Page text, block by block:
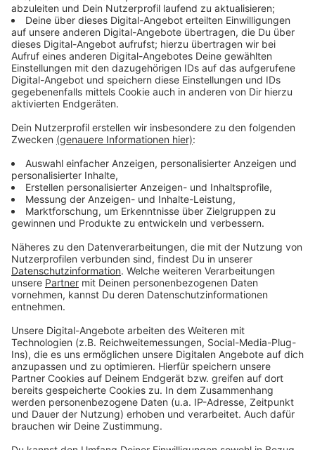
gehen kann. Wie er sagt, war die Idee für das zweite
Album einfach, aber wirkungsvoll: "Lasst uns genau das
Gleiche machen." Das heißt: keine Glocken, Pfeifen,
Cowbells oder hochkarätige Features; keine teuren
Aufenthalte in weit entfernten Studios; keine zu
ausgefeilten Keyboards oder eingeschmolzenen
Gitarren.Wie schon auf dem ersten Album sollte
Ehrlichkeit - textlich und musikalisch - das oberste
Gebot der Stunde sein. "Ich will keinen neuen Sound
für mich kreieren oder mich neu erfinden. Die Songs,
die ich schreiben möchte, sind emotionale Songs, über
Liebe oder Verlust." Capaldi weiter: "Bei den meisten
neuen Songs geht es wieder um Beziehungen, denn ich
bin es nicht leid, diese Art von Musik zu machen. Ich
will mich nicht verändern und ich liebe die Musik, die
ich mache. Lass uns einfach wieder diese Ader
treffen."
Ob er es geschafft hat? Ihr könnt euch selbst ein Bild
davon machen. Sein neues Album in voller Länge ist
direkt hier zu hören.
Anzeige
Anzeige